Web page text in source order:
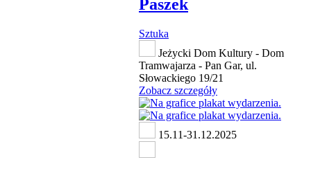
Paszek
Sztuka
Jeżycki Dom Kultury - Dom
Tramwajarza - Pan Gar, ul.
Słowackiego 19/21
Zobacz szczegóły
15.11-31.12.2025